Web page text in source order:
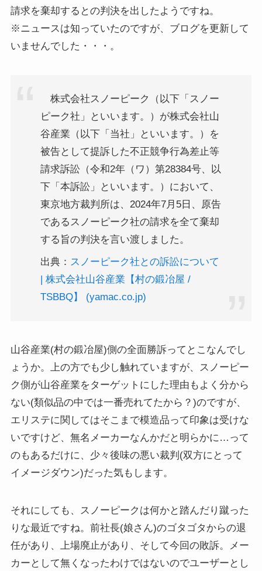
請求を棄却するとの判決を出したようですね。
※ニュースは知っていたのですが、ブログを更新して
いませんでした・・・。
株式会社スノーピーク（以下「スノー
ピーク社」といいます。）が株式会社山
谷産業（以下「当社」といいます。）を
被告として提訴した不正競争行為差止等
請求訴訟（令和2年（ワ）第28384号、以
下「本訴訟」といいます。）において、
東京地方裁判所は、2024年7月5日、原告
であるスノーピーク社の請求を全て棄却
する旨の判決を言い渡しました。
出典： スノーピーク社との訴訟について
| 株式会社山谷産業【村の鍛冶屋 /
TSBBQ】 (yamac.co.jp)
山谷産業(村の鍛冶屋)側の全面勝訴ってとこなんでし
ょうか。上の方でも少し触れていますが、スノーピー
ク側が山谷産業をターゲットにした理由もよく分から
ない(類似品の中では一番売れてたから？)のですが、
エリステに関してはそこまで模造品って印象は受けな
いですけど、無名メーカーなんかだと明らかに…って
のもあるだけに、少々後味の悪い裁判(双方にとって
イメージダウン)だった気もします。
それにしても、スノーピークは何かと踏んだり蹴った
りな最近ですね。前社長(娘さん)のゴタゴタからの退
任があり、上場廃止があり、そして今回の敗訴。メー
カーとして無くなったわけではないのでユーザーとし